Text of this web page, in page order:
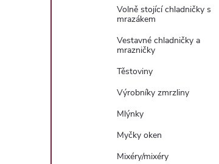
Volně stojící chladničky s
mrazákem
Vestavné chladničky a
mrazničky
Těstoviny
Výrobníky zmrzliny
Mlýnky
Myčky oken
Mixéry/mixéry